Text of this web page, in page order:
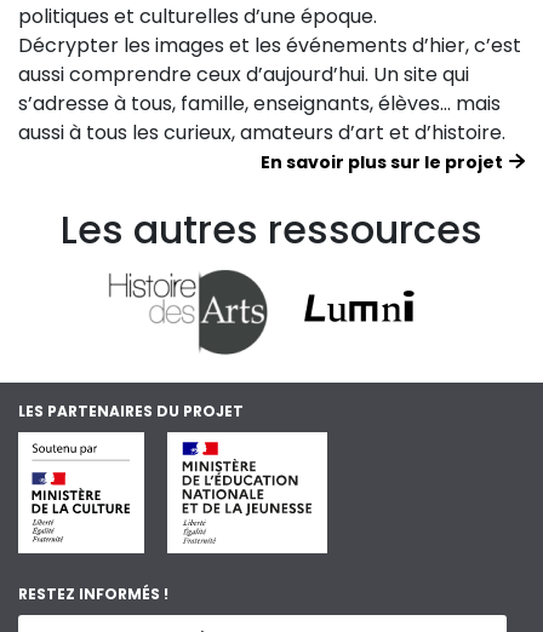
politiques et culturelles d’une époque.
Décrypter les images et les événements d’hier, c’est
aussi comprendre ceux d’aujourd’hui. Un site qui
s’adresse à tous, famille, enseignants, élèves… mais
aussi à tous les curieux, amateurs d’art et d’histoire.
En savoir plus sur le projet
Les autres ressources
LES PARTENAIRES DU PROJET
RESTEZ INFORMÉS !